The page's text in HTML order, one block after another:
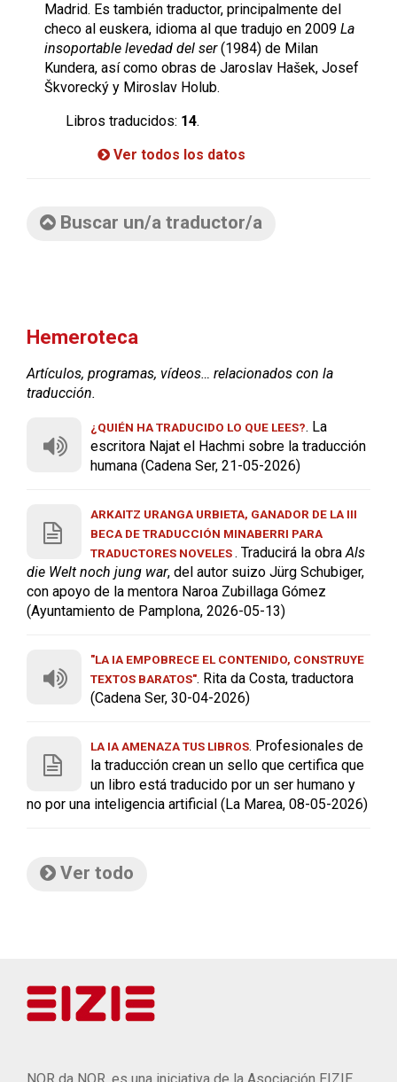
Madrid. Es también traductor, principalmente del
checo al euskera, idioma al que tradujo en 2009 La
insoportable levedad del ser(1984) de Milan
Kundera, así como obras de Jaroslav Hašek, Josef
Škvorecký y Miroslav Holub.
Libros traducidos: 14.
Ver todos los datos
Buscar un/a traductor/a
Hemeroteca
Artículos, programas, vídeos… relacionados con la
traducción.
¿QUIÉN HA TRADUCIDO LO QUE LEES?. La
escritora Najat el Hachmi sobre la traducción
humana (Cadena Ser, 21-05-2026)
ARKAITZ URANGA URBIETA, GANADOR DE LA III
BECA DE TRADUCCIÓN MINABERRI PARA
TRADUCTORES NOVELES. Traducirá la obraAls
die Welt noch jung war, del autor suizo Jürg Schubiger,
con apoyo de la mentora Naroa Zubillaga Gómez
(Ayuntamiento de Pamplona, 2026-05-13)
"LA IA EMPOBRECE EL CONTENIDO, CONSTRUYE
TEXTOS BARATOS". Rita da Costa, traductora
(Cadena Ser, 30-04-2026)
LA IA AMENAZA TUS LIBROS. Profesionales de
la traducción crean un sello que certifica que
un libro está traducido por un ser humano y
no por una inteligencia artificial (La Marea, 08-05-2026)
Ver todo